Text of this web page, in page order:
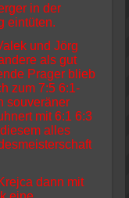
in der
eintüten.
und Jörg
als gut
Prager blieb
zum 7:5 6:1-
souveräner
mit 6:1 6:3
alles
dann mit